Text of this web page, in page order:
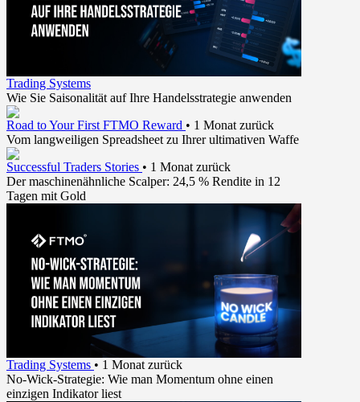
Trading Systems
Wie Sie Saisonalität auf Ihre Handelsstrategie anwenden
Road to Your First FTMO Reward • 1 Monat zurück
Vom langweiligen Spreadsheet zu Ihrer ultimativen Waffe
Successful Traders Stories • 1 Monat zurück
Der maschinenähnliche Scalper: 24,5 % Rendite in 12
Tagen mit Gold
Trading Systems • 1 Monat zurück
No-Wick-Strategie: Wie man Momentum ohne einen
einzigen Indikator liest